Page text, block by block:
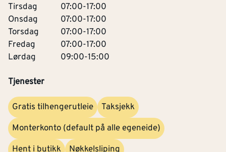
Tirsdag
07:00-17:00
Onsdag
07:00-17:00
Torsdag
07:00-17:00
Fredag
07:00-17:00
Lørdag
09:00-15:00
Tjenester
Gratis tilhengerutleie
Taksjekk
Monterkonto (default på alle egeneide)
Hent i butikk
Nøkkelsliping
Kjøpsbetingelser
Netthandel
Kontakt oss
Medlemsavtaler
Byggevarehus og åpningstider
Prismatch